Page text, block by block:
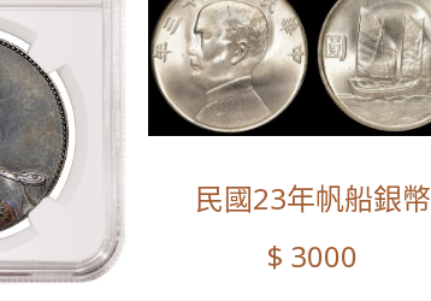
民國23年帆船銀幣
$ 3000